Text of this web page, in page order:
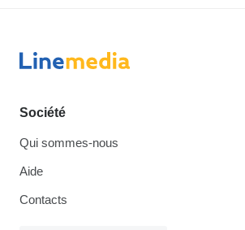
Société
Qui sommes-nous
Aide
Contacts